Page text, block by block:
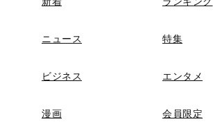
ニュース 特集
ビジネス エンタメ
漫画 会員限定